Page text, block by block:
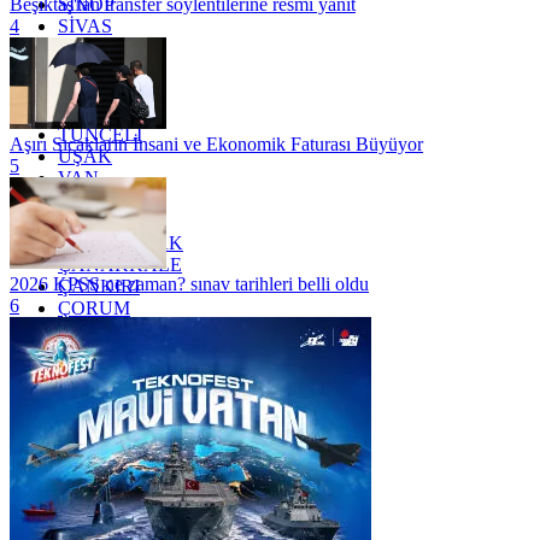
SİVAS
SİİRT
TEKİRDAĞ
TOKAT
TRABZON
TUNCELİ
UŞAK
VAN
YALOVA
YOZGAT
ZONGULDAK
ÇANAKKALE
ÇANKIRI
ÇORUM
İSTANBUL
İZMİR
ŞANLIURFA
ŞIRNAK
Beşiktaş'tan transfer söylentilerine resmi yanıt
4
Aşırı Sıcakların İnsani ve Ekonomik Faturası Büyüyor
5
2026 KPSS ne zaman? sınav tarihleri belli oldu
6